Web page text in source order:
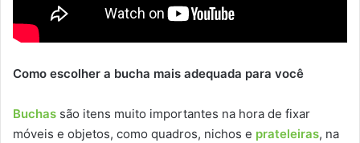
Como escolher a bucha mais adequada para você
Buchas são itens muito importantes na hora de fixar
móveis e objetos, como quadros, nichos e prateleiras, na